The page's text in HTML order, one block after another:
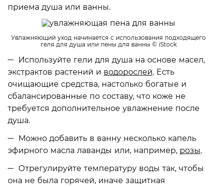
приема душа или ванны.
Увлажняющий уход начинается с использования подходящего
геля для душа или пены для ванны© iStock
Используйте гели для душа на основе масел,
экстрактов растений и водорослей. Есть
очищающие средства, настолько богатые и
сбалансированные по составу, что коже не
требуется дополнительное увлажнение после
душа.
Можно добавить в ванну несколько капель
эфирного масла лаванды или, например, розы.
Отрегулируйте температуру воды так, чтобы
она не была горячей, иначе защитная